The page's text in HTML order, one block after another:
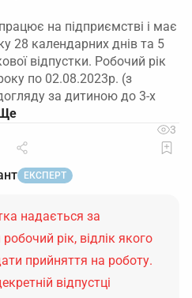
на підприємстві і має
28 календарних днів та 5
відпустки. Робочий рік
по 02.08.2023р. (з
за дитиною до 3-х
3
ЕКСПЕРТ
надається за
рік, відлік якого
прийняття на роботу.
відпустці